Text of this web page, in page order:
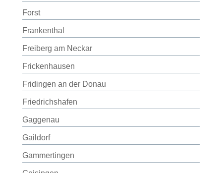
Forst
Frankenthal
Freiberg am Neckar
Frickenhausen
Fridingen an der Donau
Friedrichshafen
Gaggenau
Gaildorf
Gammertingen